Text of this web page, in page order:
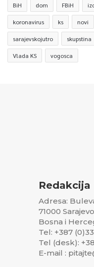
BiH dom FBiH
koronavirus ks novi
sarajevskojutro skupstina
Vlada KS vogosca
Redakcija
Adresa:
71000
Bosna i
Tel: +387
Tel (desk):
E-mail :